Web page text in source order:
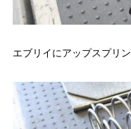
エブリイにアップスプリ